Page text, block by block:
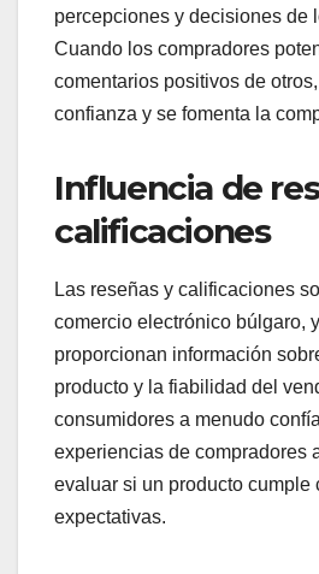
percepciones y decisiones de
Cuando los compradores
comentarios positivos de
confianza y se fomenta la
Influencia de
calificaciones
Las reseñas y calificaciones
comercio electrónico búlgaro,
proporcionan información
producto y la fiabilidad del
consumidores a menudo
experiencias de compradores
evaluar si un producto cumple
expectativas.